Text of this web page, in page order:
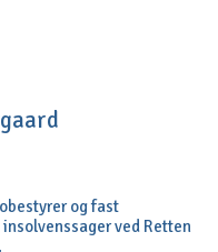
og fast
ved Retten